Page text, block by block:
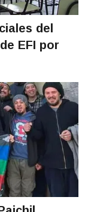
del
EFI por